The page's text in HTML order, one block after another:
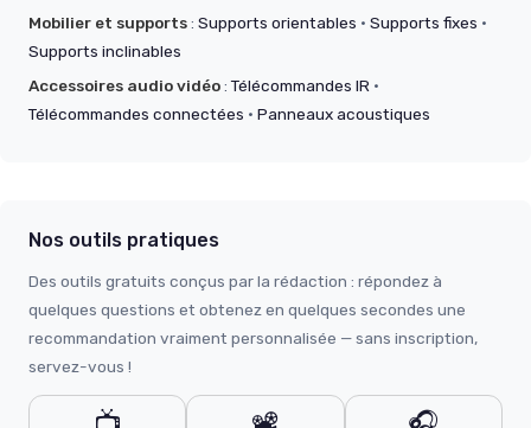
Mobilier et supports: Supports orientables · Supports fixes ·
Supports inclinables
Accessoires audio vidéo:Télécommandes IR ·
Télécommandes connectées · Panneaux acoustiques
Nos outils pratiques
Des outils gratuits conçus par la rédaction : répondez à
quelques questions et obtenez en quelques secondes une
recommandation vraiment personnalisée — sans inscription,
servez-vous !